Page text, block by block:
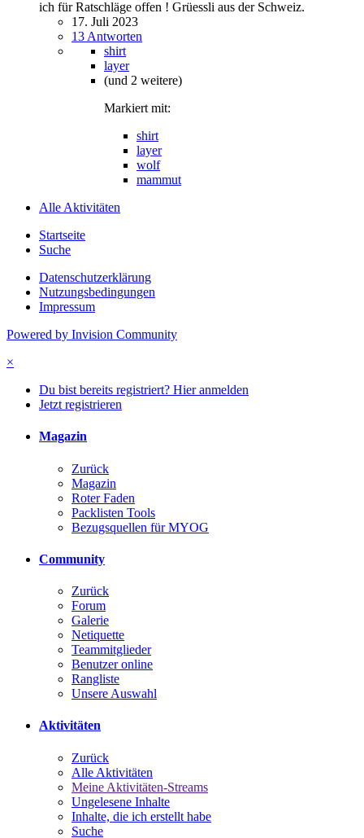
ich für Ratschläge offen ! Grüessli aus der Schweiz.
17. Juli 2023
13 Antworten
shirt
layer
(und 2 weitere)
Markiert mit:
shirt
layer
wolf
mammut
Alle Aktivitäten
Startseite
Suche
Datenschutzerklärung
Nutzungsbedingungen
Impressum
Powered by Invision Community
×
Du bist bereits registriert? Hier anmelden
Jetzt registrieren
Magazin
Zurück
Magazin
Roter Faden
Packlisten Tools
Bezugsquellen für MYOG
Community
Zurück
Forum
Galerie
Netiquette
Teammitglieder
Benutzer online
Rangliste
Unsere Auswahl
Aktivitäten
Zurück
Alle Aktivitäten
Meine Aktivitäten-Streams
Ungelesene Inhalte
Inhalte, die ich erstellt habe
Suche